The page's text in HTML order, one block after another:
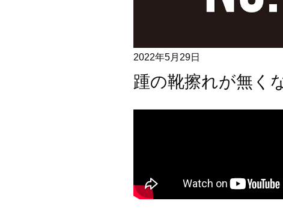
2022年5月29日
踵の靴擦れが無く